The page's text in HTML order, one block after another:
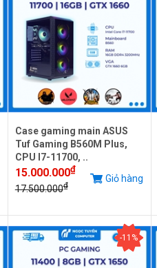
Case gaming main ASUS
Tuf Gaming B560M Plus,
CPU I7-11700, ..
15.000.000₫
17.500.000₫
Giỏ hàng
-11%